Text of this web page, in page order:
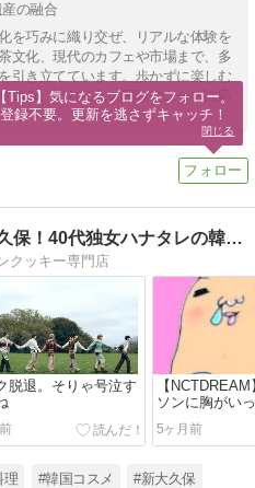
の融合
を巧みに織り交ぜ、リアルな体験を
文化、現代のカフェや市場まで、多
引き立てています。歩かずに楽しむ
込み、訪れる人の興味やニーズに応
韓国ひとり旅★週1新大久保！40代独女ハナタレの韓国ブログ
クッキー専門店
脱退。そりゃ号泣す
【
ソンに胸がい
5ヶ月前
理 #韓国コスメ #新大久保
【Tips】気になるブログをフォロー。
登録不要。更新を逃さずキャッチ！
閉じる